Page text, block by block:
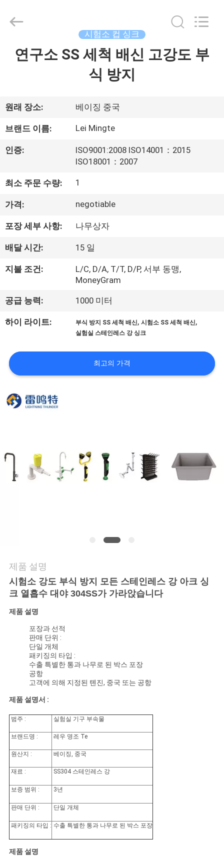
품
우
에
관
한
것
공
장
투
품
질
관
저
뉴
견
적
요
청
사
이
트
맵
Beijing
leimingte
시험소 컵 싱크
연구소 SS 세척 배신 고강도 부
식 방지
원래 장소: 베이징 중국
브랜드 이름: Lei Mingte
인증:
ISO9001:2008 ISO14001：2015
ISO18001：2007
최소 주문 수량: 1
가격: negotiable
포장 세부 사항: 나무상자
배달 시간: 15 일
지불 조건:
L/C, D/A, T/T, D/P, 서부 동맹,
MoneyGram
공급 능력: 1000 미터
하이 라이트: 부식 방지 SS 세척 배신,시험소 SS 세척 배신,
실험실 스테인레스 강 싱크
최고의 가격
제품 설명
시험소 강도 부식 방지 모든 스테인레스 강 아크 싱
크 열흡수 대야 304SS가 가라앉습니다
제품 설명
포장과 선적
판매 단위 :
단일 개체
패키징의 타입 :
수출 특별한 통과 나무로 된 박스 포장
공항
고객에 의해 지정된 톈진, 중국 또는 공항
제품 설명서 :
범주 : 실험실 기구 부속물
브랜드명 : 레우 명조 Te
원산지 : 베이징, 중국
재료 : SS304 스테인레스 강
보증 범위 : 3년
판매 단위 : 단일 개체
패키징의 타입 : 수출 특별한 통과 나무로 된 박스 포장
제품 설명